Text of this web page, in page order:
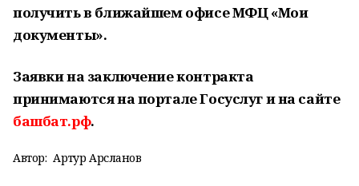
получить в ближайшем офисе МФЦ «Мои
документы».
Заявки на заключение контракта
принимаются на портале Госуслуг и на сайте
башбат.рф.
Автор: Артур Арсланов